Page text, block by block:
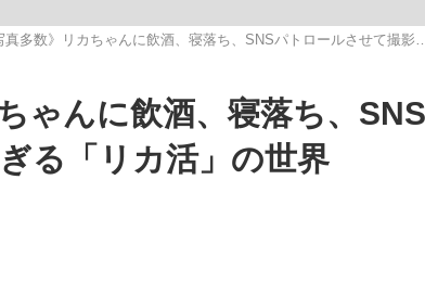
た」侍ジャパン選手が証言した“NPB聞... 「
真多数》リカちゃんに飲酒、寝落ち、SNSパトロールさせて撮
ゃんに飲酒、寝落ち、
る「リカ活」の世界